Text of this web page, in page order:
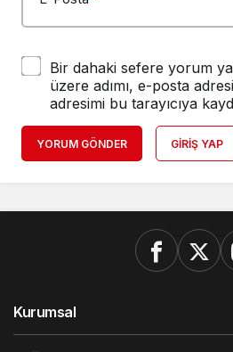
Bir dahaki sefere yorum
üzere adımı, e-posta
adresimi bu tarayıcıya
YORUM GÖNDER GIRIŞ YAP
Kurumsal